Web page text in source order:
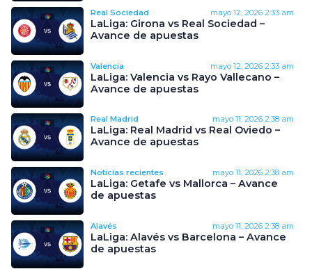
Real Sociedad mayo 12, 2026 2:33 am
LaLiga: Girona vs Real Sociedad –
Avance de apuestas
Valencia mayo 12, 2026 2:33 am
LaLiga: Valencia vs Rayo Vallecano –
Avance de apuestas
Real Madrid mayo 11, 2026 2:38 am
LaLiga: Real Madrid vs Real Oviedo –
Avance de apuestas
Noticias recientes mayo 11, 2026 2:38 am
LaLiga: Getafe vs Mallorca – Avance
de apuestas
Alavés mayo 11, 2026 2:38 am
LaLiga: Alavés vs Barcelona – Avance
de apuestas